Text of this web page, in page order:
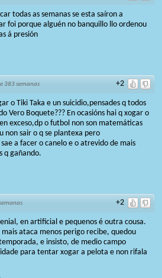
todas as semanas se esta saíron a
foi porque alguén no banquillo llo ordenou
á presión
+2
383 semanas
o Tiki Taka e un suicidio,pensades q todos
Vero Boquete??? En ocasións hai q xogar o
exceso,dp o futbol non son matemáticas
non sair o q se plantexa pero
a facer o canelo e o atrevido de mais
q gañando.
+2
en artificial e pequenos é outra cousa.
mais ataca menos perigo recibe, quedou
e insisto, de medio campo
para tentar xogar a pelota e non rifala